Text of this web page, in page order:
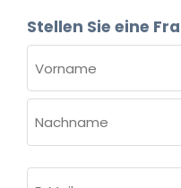
Stellen Sie eine
(ERFORDERLICH)
Vorname